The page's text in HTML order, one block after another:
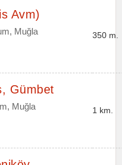
Avm)
Muğla 350 m.
Gümbet
Muğla 1 km.